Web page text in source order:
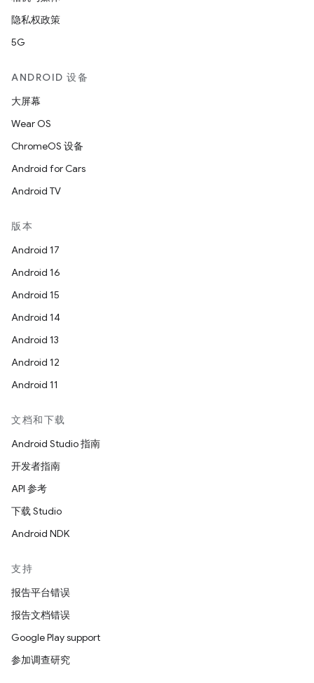
隐私权政策
5G
ANDROID 设备
大屏幕
Wear OS
ChromeOS 设备
Android for Cars
Android TV
版本
Android 17
Android 16
Android 15
Android 14
Android 13
Android 12
Android 11
文档和下载
Android Studio 指南
开发者指南
API 参考
下载 Studio
Android NDK
支持
报告平台错误
报告文档错误
Google Play support
参加调查研究